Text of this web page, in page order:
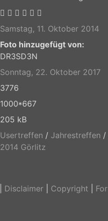
Samstag, 11. Oktober 2014
Foto hinzugefügt von:
DR3SD3N
Sonntag, 22. Oktober 2017
3776
1000*667
205 kB
Usertreffen / Jahrestreffen /
2014 Görlitz
Disclaimer| Copyright